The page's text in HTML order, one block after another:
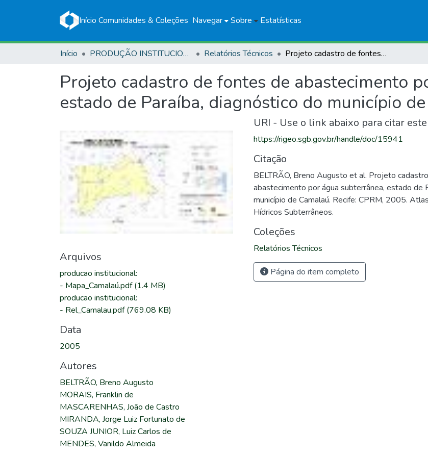
Início Comunidades & Coleções Navegar Sobre Estatísticas
Início PRODUÇÃO INSTITUCIONAL Relatórios Técnicos Projeto cadastro de fontes de abastecimento por água subterrânea, estado de Paraíba, diagnóstico do município de Camalaú
Projeto cadastro de fontes de abastecimento
estado de Paraíba, diagnóstico do município
Arquivos
producao institucional:
- Mapa_Camalaú.pdf(1.4 MB)
producao institucional:
- Rel_Camalau.pdf(769.08 KB)
Data
2005
Autores
BELTRÃO, Breno Augusto
MORAIS, Franklin de
MASCARENHAS, João de Castro
MIRANDA, Jorge Luiz Fortunato de
SOUZA JUNIOR, Luiz Carlos de
MENDES, Vanildo Almeida
URI - Use o link abaixo para citar
https://rigeo.sgb.gov.br/handle/doc/15941
Citação
BELTRÃO, Breno Augusto et al. Projeto
abastecimento por água subterrânea, estado de
município de Camalaú. Recife: CPRM, 2005.
Hídricos Subterrâneos.
Coleções
Relatórios Técnicos
Página do item completo